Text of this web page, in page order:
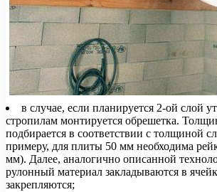
в случае, если планируется 2-ой слой
стропилам монтируется обрешетка.
подбирается в соответствии с толщиной
примеру, для плиты 50 мм необходима
мм). Далее, аналогично описанной
рулонный материал закладываются в
закрепляются;